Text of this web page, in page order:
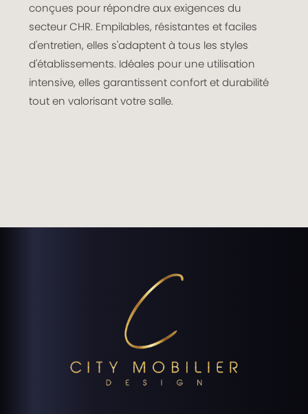
conçues pour répondre aux exigences du
secteur CHR. Empilables, résistantes et faciles
d'entretien, elles s'adaptent à tous les styles
d'établissements. Idéales pour une utilisation
intensive, elles garantissent confort et durabilité
tout en valorisant votre salle.